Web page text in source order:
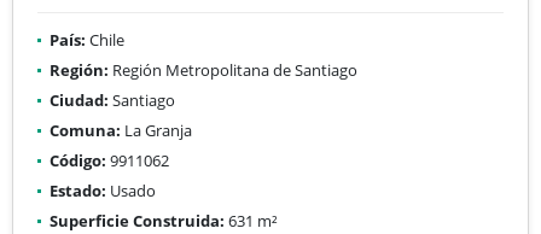
País: Chile
Región: Región Metropolitana de Santiago
Ciudad: Santiago
Comuna: La Granja
Código: 9911062
Estado: Usado
Superficie Construida: 631 m²